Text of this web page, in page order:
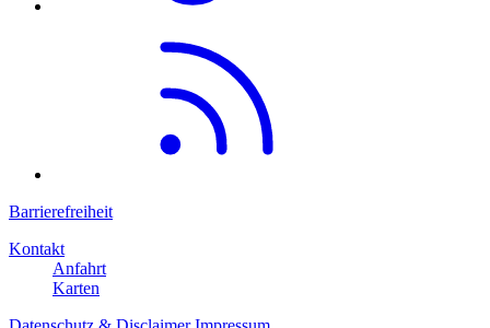
Barrierefreiheit
Kontakt
Anfahrt
Karten